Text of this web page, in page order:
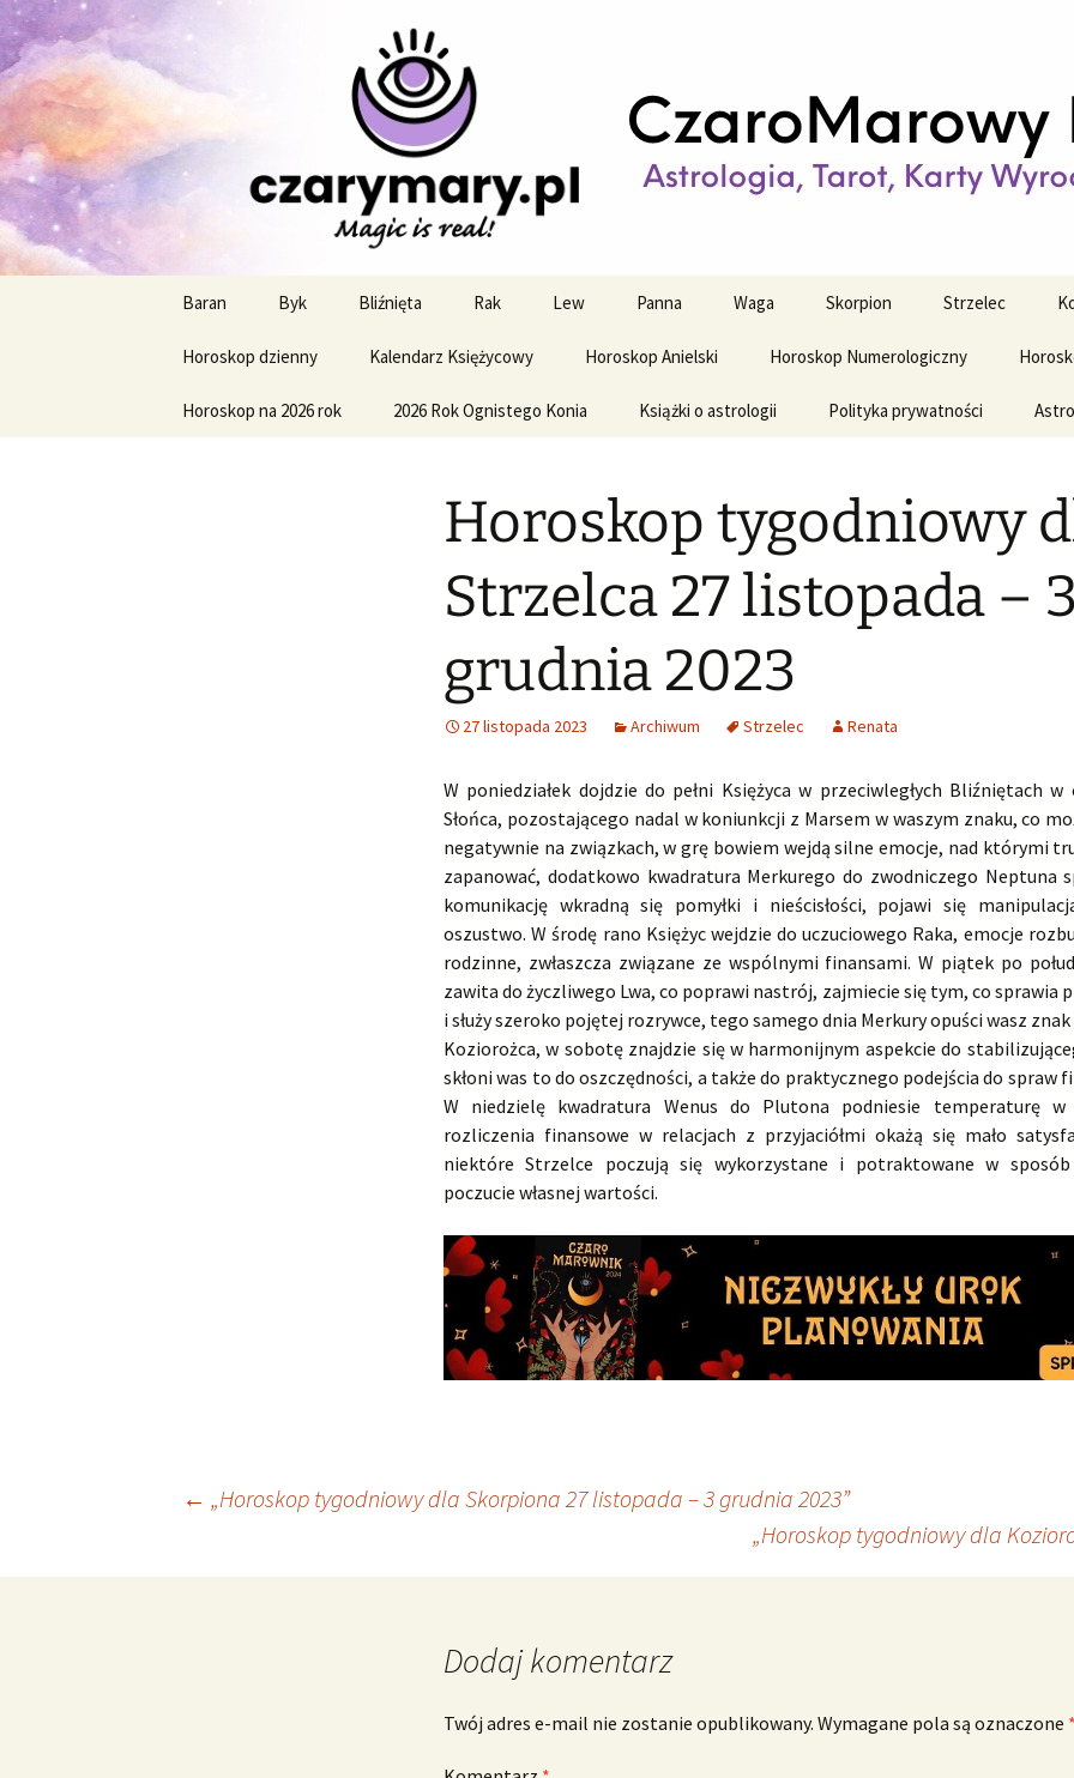
CzaroMarowy horoskop
miesięczny i tygodniowy
Profesjonalne przepowiednie astrologiczne
treści
Baran Byk Bliźnięta Rak Lew Panna Waga Skorpion Strzelec
Horoskop dzienny Kalendarz Księżycowy Horoskop Anielski Horoskop Numerologiczny
Horoskop na 2026 rok 2026 Rok Ognistego Konia Książki o astrologii Polityka prywatności
Horoskop tygodniowy
Strzelca 27 listopada –
grudnia 2023
27 listopada 2023 Archiwum Strzelec Renata
W poniedziałek dojdzie do pełni Księżyca w przeciwległych Bliźniętach
Słońca, pozostającego nadal w koniunkcji z Marsem w waszym znaku, co
negatywnie na związkach, w grę bowiem wejdą silne emocje, nad którymi
zapanować, dodatkowo kwadratura Merkurego do zwodniczego Neptuna
komunikację wkradną się pomyłki i nieścisłości, pojawi się
oszustwo. W środę rano Księżyc wejdzie do uczuciowego Raka, emocje
rodzinne, zwłaszcza związane ze wspólnymi finansami. W piątek po
zawita do życzliwego Lwa, co poprawi nastrój, zajmiecie się tym, co sprawia
i służy szeroko pojętej rozrywce, tego samego dnia Merkury opuści wasz
Koziorożca, w sobotę znajdzie się w harmonijnym aspekcie do
skłoni was to do oszczędności, a także do praktycznego podejścia do spraw
W niedzielę kwadratura Wenus do Plutona podniesie temperaturę w
rozliczenia finansowe w relacjach z przyjaciółmi okażą się mało
niektóre Strzelce poczują się wykorzystane i potraktowane w sposób
poczucie własnej wartości.
Nawigacja
wpisu
← „Horoskop tygodniowy dla Skorpiona 27 listopada – 3 grudnia 2023”
„Horoskop tygodniowy dla
Dodaj komentarz
Twój adres e-mail nie zostanie opublikowany. Wymagane pola są oznaczone